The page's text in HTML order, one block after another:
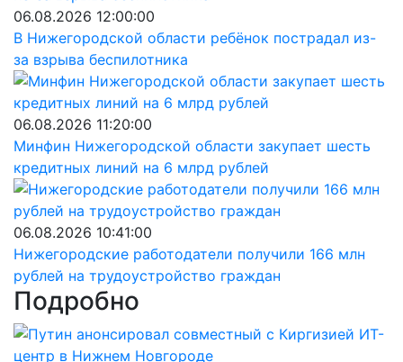
06.08.2026 12:00:00
В Нижегородской области ребёнок пострадал из-
за взрыва беспилотника
06.08.2026 11:20:00
Минфин Нижегородской области закупает шесть
кредитных линий на 6 млрд рублей
06.08.2026 10:41:00
Нижегородские работодатели получили 166 млн
рублей на трудоустройство граждан
Подробно